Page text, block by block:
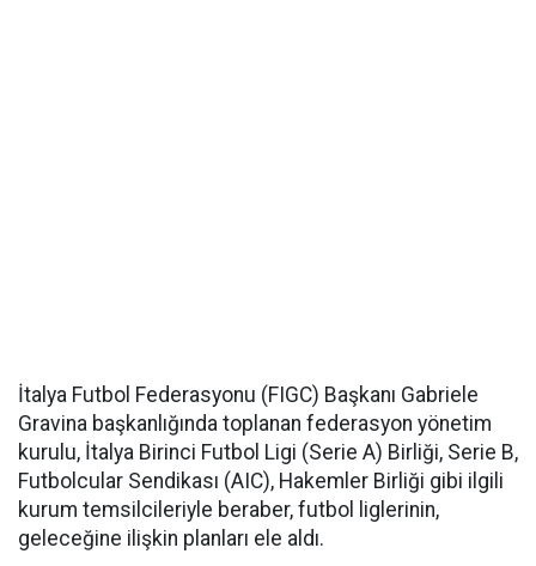
İtalya Futbol Federasyonu (FIGC) Başkanı Gabriele
Gravina başkanlığında toplanan federasyon yönetim
kurulu, İtalya Birinci Futbol Ligi (Serie A) Birliği, Serie B,
Futbolcular Sendikası (AIC), Hakemler Birliği gibi ilgili
kurum temsilcileriyle beraber, futbol liglerinin,
geleceğine ilişkin planları ele aldı.